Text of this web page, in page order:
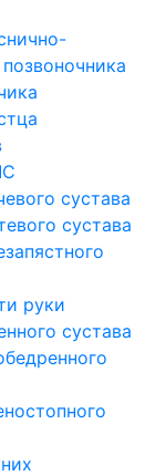
сустава
сустава
руки
сустава